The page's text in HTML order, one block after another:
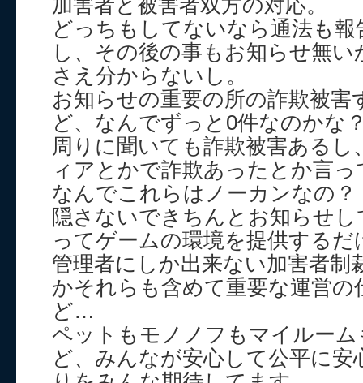
加害者と被害者双方の対応。
どっちもしてないなら通法も
し、その後の事もお知らせ無
さえ分からないし。
お知らせの重要の所の詐欺被害
ど、なんでずっと0件なのかな
周りに聞いても詐欺被害ある
ィアとかで詐欺あったとか言
なんでこれらはノーカンなの？
隠さないできちんとお知らせ
ってゲームの環境を提供するだ
管理者にしか出来ない加害者制
かそれらも含めて重要な運営
ど…
ペットもモノノフもマイルー
ど、みんなが安心して公平に安